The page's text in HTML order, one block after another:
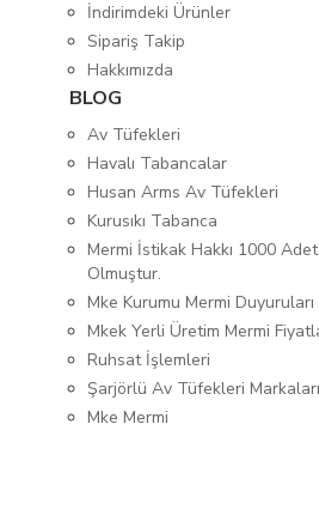
İndirimdeki Ürünler
Sipariş Takip
Hakkımızda
BLOG
Av Tüfekleri
Havalı Tabancalar
Husan Arms Av Tüfekleri
Kurusıkı Tabanca
Mermi İstikak Hakkı 1000 Adet
Olmuştur.
Mke Kurumu Mermi
Mkek Yerli Üretim Mermi
Ruhsat İşlemleri
Şarjörlü Av Tüfekleri Markaları
Mke Mermi